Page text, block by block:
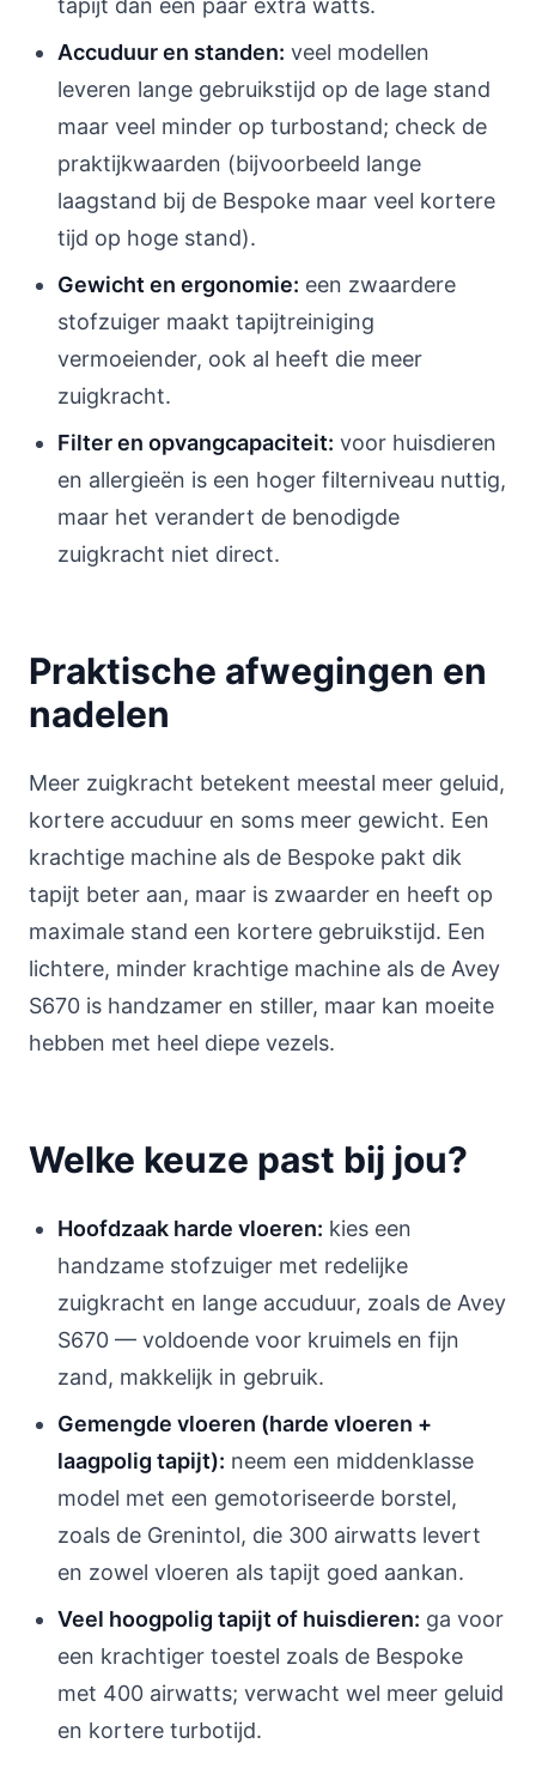
tapijt dan een paar extra watts.
Accuduur en standen: veel modellen
leveren lange gebruikstijd op de lage stand
maar veel minder op turbostand; check de
praktijkwaarden (bijvoorbeeld lange
laagstand bij de Bespoke maar veel kortere
tijd op hoge stand).
Gewicht en ergonomie: een zwaardere
stofzuiger maakt tapijtreiniging
vermoeiender, ook al heeft die meer
zuigkracht.
Filter en opvangcapaciteit: voor huisdieren
en allergieën is een hoger filterniveau nuttig,
maar het verandert de benodigde
zuigkracht niet direct.
Praktische afwegingen en
nadelen
Meer zuigkracht betekent meestal meer geluid,
kortere accuduur en soms meer gewicht. Een
krachtige machine als de Bespoke pakt dik
tapijt beter aan, maar is zwaarder en heeft op
maximale stand een kortere gebruikstijd. Een
lichtere, minder krachtige machine als de Avey
S670 is handzamer en stiller, maar kan moeite
hebben met heel diepe vezels.
Welke keuze past bij jou?
Hoofdzaak harde vloeren: kies een
handzame stofzuiger met redelijke
zuigkracht en lange accuduur, zoals de Avey
S670 — voldoende voor kruimels en fijn
zand, makkelijk in gebruik.
Gemengde vloeren (harde vloeren +
laagpolig tapijt): neem een middenklasse
model met een gemotoriseerde borstel,
zoals de Grenintol, die 300 airwatts levert
en zowel vloeren als tapijt goed aankan.
Veel hoogpolig tapijt of huisdieren: ga voor
een krachtiger toestel zoals de Bespoke
met 400 airwatts; verwacht wel meer geluid
en kortere turbotijd.